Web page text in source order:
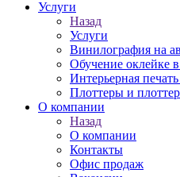
Услуги
Назад
Услуги
Винилография на
Обучение оклейке
Интерьерная
Плоттеры и
О компании
Назад
О компании
Контакты
Офис продаж